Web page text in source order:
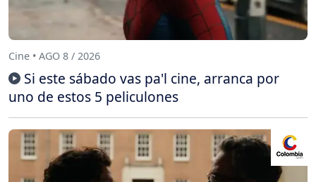
Cine • AGO 8 / 2026
Si este sábado vas pa'l cine, arranca por
uno de estos 5 peliculones